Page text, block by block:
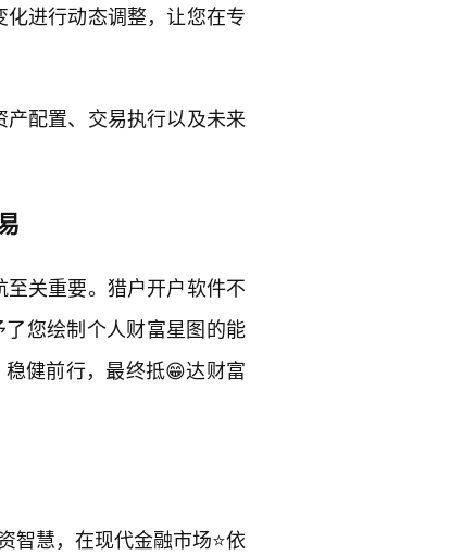
进行动态调整，让您在专
产配置、交易执行以及未来
关重要。猎户开户软件不
您绘制个人财富星图的能
健前行，最终抵😁达财富
智慧，在现代金融市场⭐依